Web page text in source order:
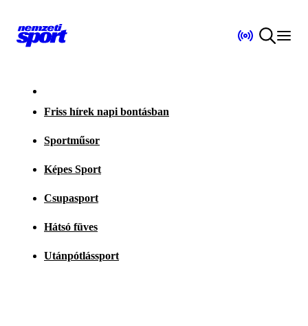
Friss hírek napi bontásban
Sportműsor
Képes Sport
Csupasport
Hátsó füves
Utánpótlássport